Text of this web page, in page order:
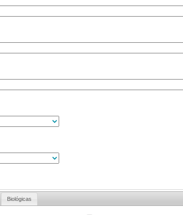
Biológicas